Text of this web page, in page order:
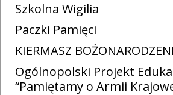
Szkolna Wigilia
Paczki Pamięci
KIERMASZ
Ogólnopolski Projekt
“Pamiętamy o Armii